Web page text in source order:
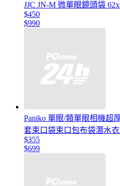
JJC JN-M 微單眼鏡頭袋
$450
$990
Paniko 單眼/類單眼相機超
套束口袋束口包布袋潛水
$355
$699